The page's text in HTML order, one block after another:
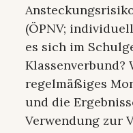
(ÖPNV;
es sich im
Klassenverbund?
regelmäßiges
und die
Verwendung zur